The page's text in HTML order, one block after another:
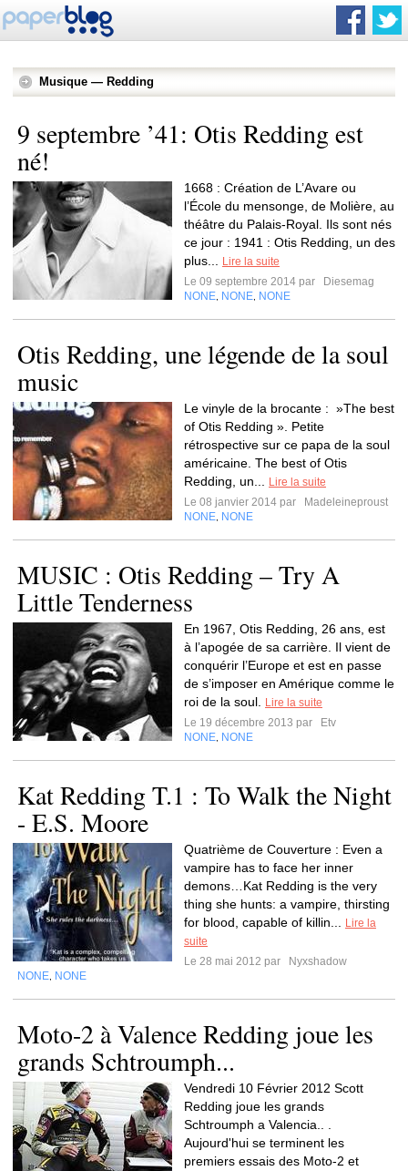
Musique — Redding
9 septembre ’41: Otis Redding est
né!
1668 : Création de L’Avare ou
l’École du mensonge, de Molière, au
théâtre du Palais-Royal. Ils sont nés
ce jour : 1941 : Otis Redding, un des
plus...
Lire la suite
Le 09 septembre 2014 par
Diesemag
NONE NONE NONE
Otis Redding, une légende de la soul
music
Le vinyle de la brocante : »The best
of Otis Redding ». Petite
rétrospective sur ce papa de la soul
américaine. The best of Otis
Redding, un...
Lire la suite
Le 08 janvier 2014 par
Madeleineproust
NONE NONE
MUSIC : Otis Redding – Try A
Little Tenderness
En 1967, Otis Redding, 26 ans, est
à l’apogée de sa carrière. Il vient de
conquérir l’Europe et est en passe
de s’imposer en Amérique comme le
roi de la soul.
Lire la suite
Le 19 décembre 2013 par
Etv
NONE NONE
Kat Redding T.1 : To Walk the Night
- E.S. Moore
Quatrième de Couverture : Even a
vampire has to face her inner
demons…Kat Redding is the very
thing she hunts: a vampire, thirsting
for blood, capable of killin...
Lire la
suite
Le 28 mai 2012 par
Nyxshadow
NONE NONE
Moto-2 à Valence Redding joue les
grands Schtroumph...
Vendredi 10 Février 2012 Scott
Redding joue les grands
Schtroumph a Valencia.. .
Aujourd'hui se terminent les
premiers essais des Moto-2 et